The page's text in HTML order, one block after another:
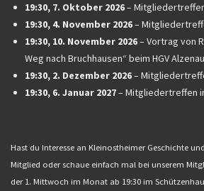
19:30, 7. Oktober 2026–
19:30, 4. November 2026–
19:30, 10. November 2026–Vortrag von
Weg nach Bruchhausen“ beim HGV Alzenau
19:30, 2. Dezember 2026–
19:30, 6. Januar 2027–Mitgliedertreffen
Hast du Interesse an Kleinostheimer Geschichte
Mitglied oder schaue einfach mal bei unserem
der 1. Mittwoch im Monat ab 19:30 im